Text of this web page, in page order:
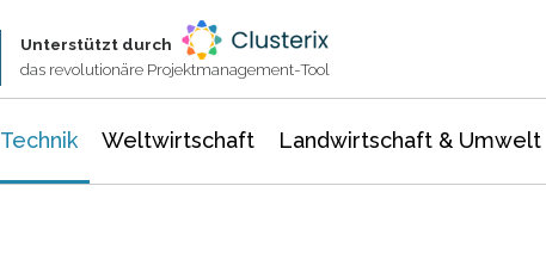
Unterstützt durch
das revolutionäre Projektmanagement-Tool
Technik Weltwirtschaft Landwirtschaft & Umwelt